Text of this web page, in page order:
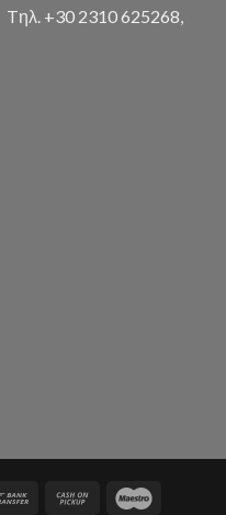
Tηλ. +30 2310 625268,